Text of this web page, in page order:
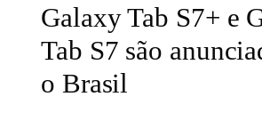
Galaxy Tab S7+ e
Tab S7 são
o Brasil